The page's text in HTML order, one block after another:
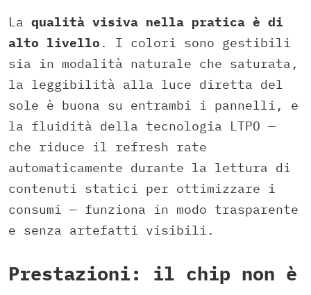
La qualità visiva nella pratica è di
alto livello . I colori sono gestibili
sia in modalità naturale che saturata,
la leggibilità alla luce diretta del
sole è buona su entrambi i pannelli, e
la fluidità della tecnologia LTPO —
che riduce il refresh rate
automaticamente durante la lettura di
contenuti statici per ottimizzare i
consumi — funziona in modo trasparente
e senza artefatti visibili.
Prestazioni: il chip non è